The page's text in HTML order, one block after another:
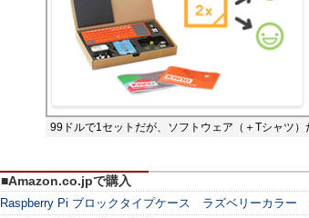
99ドルで1セットだが、ソフトウェア（＋Tシャツ
■Amazon.co.jpで購入
Raspberry Pi ブロックタイプケース ラズベリーカラ